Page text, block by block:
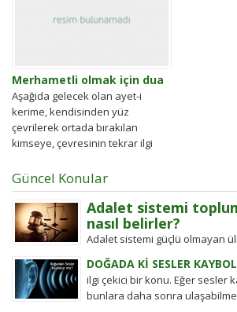
Merhametli olmak için dua
Aşağida gelecek olan ayet-i
kerime, kendisinden yüz
çevrilerek ortada bırakılan
kimseye, çevresinin tekrar ilgi
ve...
Güncel Konular
Adalet sistemi
nasıl belirler?
Adalet sistemi güçlü olmayan
değişim gücü tarihten bugüne
şekillendirdi. Detayları
DOĞADA Kİ SESLER
ilgi çekici bir konu. Eğer sesler
bunlara daha sonra